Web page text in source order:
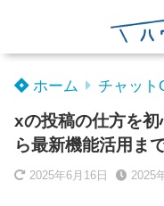
ホーム チャット
xの投稿の仕方を
ら最新機能活用ま
2025年6月16日 2025